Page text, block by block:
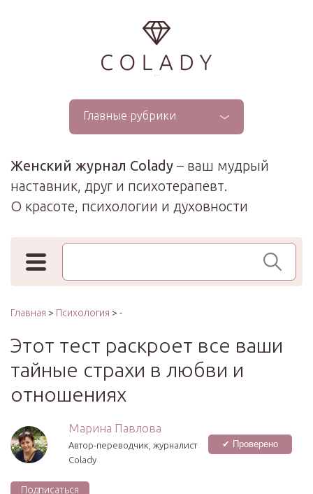
...
Главные рубрики
Женский журнал Colady – ваш мудрый
наставник, друг и психотерапевт.
О красоте, психологии и духовности
Поиск по сайту
Главная > Психология > -
Этот тест раскроет все ваши
тайные страхи в любви и
отношениях
Марина Павлова
Автор-переводчик, журналист
Colady
✔ Проверено
Подписаться